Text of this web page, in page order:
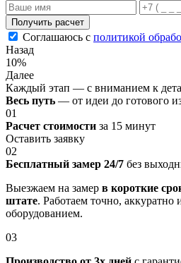
Получить расчет
Соглашаюсь с политикой
Назад
10%
Далее
Каждый этап — с вниманием к
Весь путь — от идеи до готового
01
Расчет стоимости за 15 минут
Оставить заявку
02
Бесплатный замер 24/7 без
Выезжаем на замер в короткие
штате. Работаем точно,
оборудованием.
03